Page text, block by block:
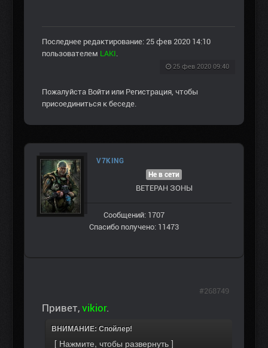
Последнее редактирование: 25 фев 2020 14:10
пользователем LAKI.
25 фев 2020 09:40
Пожалуйста Войти или Регистрация, чтобы
присоединиться к беседе.
V7KING
Не в сети
ВЕТЕРАН ЗOНЫ
Сообщений: 1707
Спасибо получено: 11473
Привет, vikior.
ВНИМАНИЕ: Спойлер!
#268749